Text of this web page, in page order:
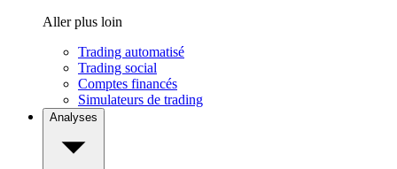
Aller plus loin
Trading automatisé
Trading social
Comptes financés
Simulateurs de trading
Analyses